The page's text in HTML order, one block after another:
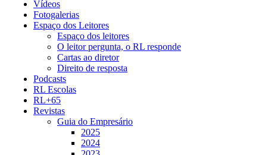
Vídeos
Fotogalerias
Espaço dos Leitores
Espaço dos leitores
O leitor pergunta, o RL responde
Cartas ao diretor
Direito de resposta
Podcasts
RL Escolas
RL+65
Revistas
Guia do Empresário
2025
2024